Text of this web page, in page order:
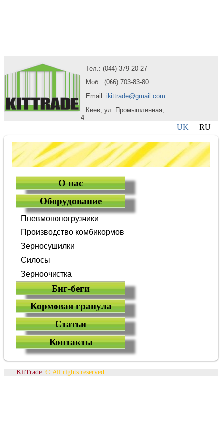
Тел.: (044) 379-20-27
Моб.: (066) 703-83-80
Email: ikittrade@gmail.com
Киев, ул. Промышленная,
4
UK | RU
О нас
Оборудование
Пневмонопогрузчики
Производство комбикормов
Зерносушилки
Силосы
Зерноочистка
Биг-беги
Кормовая гранула
Статьи
Контакты
KitTrade © All rights reserved